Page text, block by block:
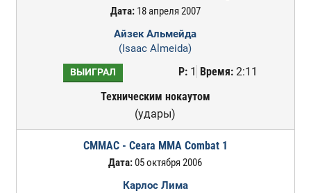
Дата:18 апреля 2007
Айзек Альмейда
(Isaac Almeida)
ВЫИГРАЛ Р:1 Время:2:11
Техническим нокаутом
(удары)
CMMAC - Ceara MMA Combat 1
Дата:05 октября 2006
Карлос Лима